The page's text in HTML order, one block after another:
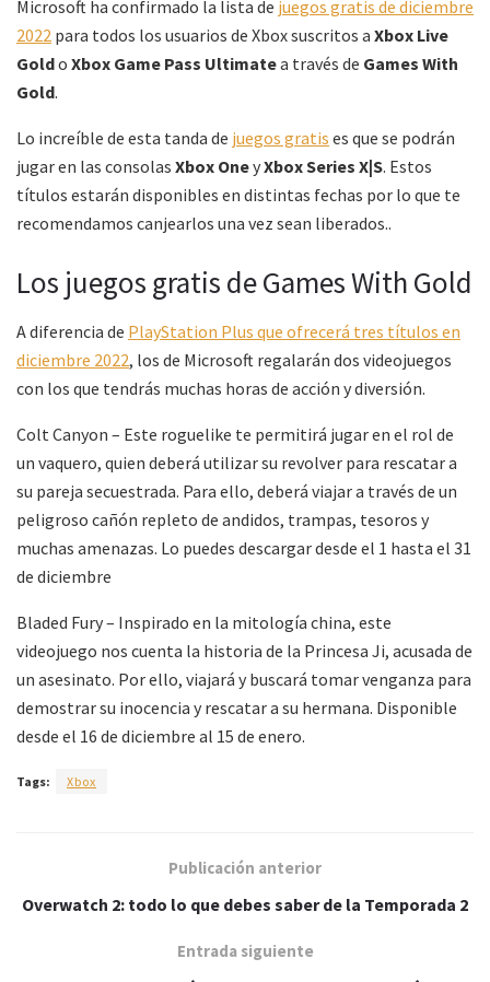
Microsoft ha confirmado la lista de juegos gratis de diciembre
2022 para todos los usuarios de Xbox suscritos a Xbox Live
Goldo Xbox Game Pass Ultimatea través de Games With
Gold.
Lo increíble de esta tanda de juegos gratis es que se podrán
jugar en las consolas Xbox OneyXbox Series X|S. Estos
títulos estarán disponibles en distintas fechas por lo que te
recomendamos canjearlos una vez sean liberados..
Los juegos gratis de Games With Gold
A diferencia de PlayStation Plus que ofrecerá tres títulos en
diciembre 2022, los de Microsoft regalarán dos videojuegos
con los que tendrás muchas horas de acción y diversión.
Colt Canyon – Este roguelike te permitirá jugar en el rol de
un vaquero, quien deberá utilizar su revolver para rescatar a
su pareja secuestrada. Para ello, deberá viajar a través de un
peligroso cañón repleto de andidos, trampas, tesoros y
muchas amenazas. Lo puedes descargar desde el 1 hasta el 31
de diciembre
Bladed Fury – Inspirado en la mitología china, este
videojuego nos cuenta la historia de la Princesa Ji, acusada de
un asesinato. Por ello, viajará y buscará tomar venganza para
demostrar su inocencia y rescatar a su hermana. Disponible
desde el 16 de diciembre al 15 de enero.
Tags: Xbox
Publicación anterior
Overwatch 2: todo lo que debes saber de la Temporada 2
Entrada siguiente